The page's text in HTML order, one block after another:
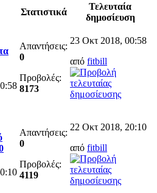
Στατιστικά
Τελευταία
δημοσίευση
Απαντήσεις:
0
Προβολές:
8173
23 Οκτ 2018, 00:58
από fitbill
Απαντήσεις:
0
Προβολές:
4119
22 Οκτ 2018, 20:10
από fitbill